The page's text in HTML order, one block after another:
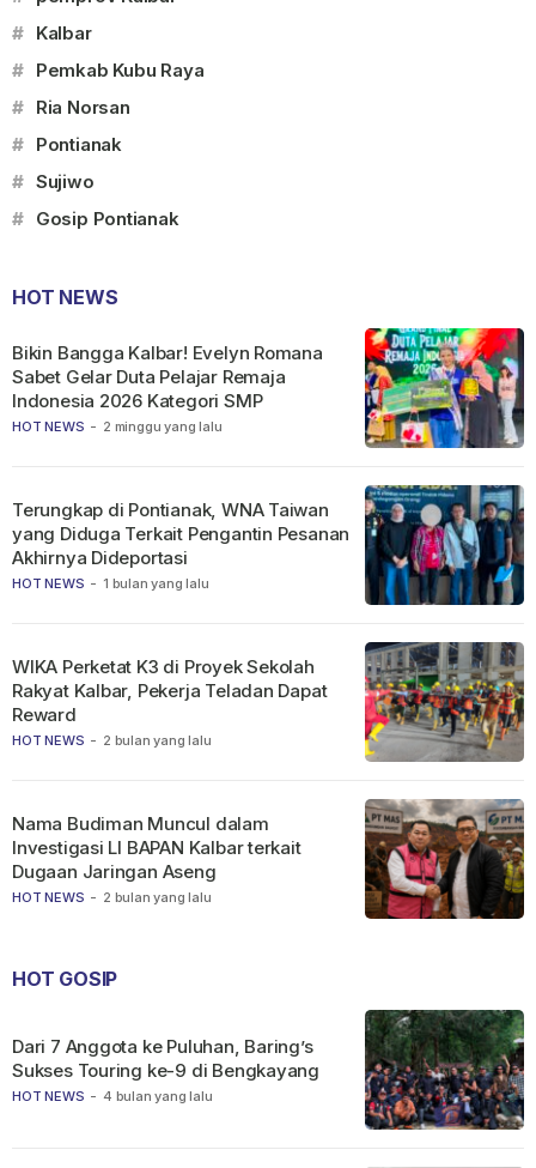
# Kalbar
# Pemkab Kubu Raya
# Ria Norsan
# Pontianak
# Sujiwo
# Gosip Pontianak
HOT NEWS
HOT NEWS - 2 minggu yang lalu
Bikin Bangga Kalbar! Evelyn Romana
Sabet Gelar Duta Pelajar Remaja
Indonesia 2026 Kategori SMP
HOT NEWS - 1 bulan yang lalu
Terungkap di Pontianak, WNA Taiwan
yang Diduga Terkait Pengantin Pesanan
Akhirnya Dideportasi
HOT NEWS - 2 bulan yang lalu
WIKA Perketat K3 di Proyek Sekolah
Rakyat Kalbar, Pekerja Teladan Dapat
Reward
HOT NEWS - 2 bulan yang lalu
Nama Budiman Muncul dalam
Investigasi LI BAPAN Kalbar terkait
Dugaan Jaringan Aseng
HOT GOSIP
HOT NEWS - 4 bulan yang lalu
Dari 7 Anggota ke Puluhan, Baring’s
Sukses Touring ke-9 di Bengkayang